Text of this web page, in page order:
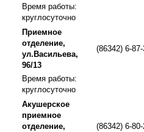
Время работы:
круглосуточно
Приемное
отделение,
ул.Васильева,
96/13
(86342) 6-
Время работы:
круглосуточно
Акушерское
приемное
отделение,
(86342) 6-